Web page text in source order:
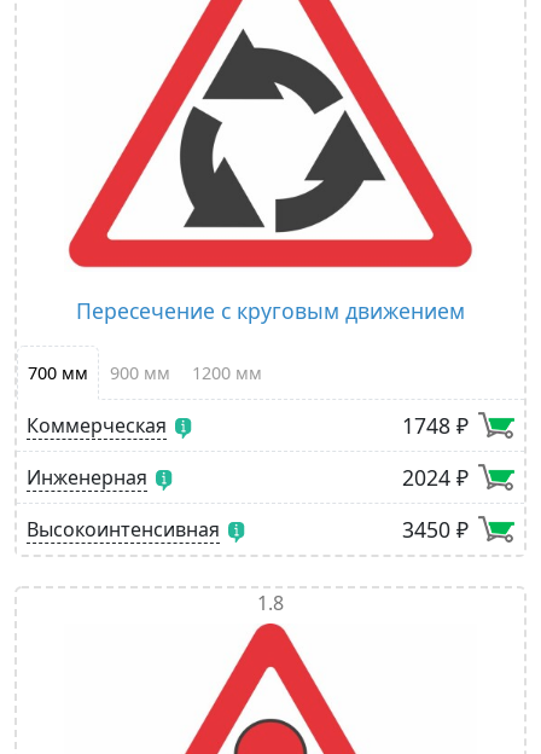
Пересечение с круговым движением
700 мм 900 мм 1200 мм
Коммерческая 1748 ₽
Инженерная 2024 ₽
Высокоинтенсивная 3450 ₽
1.8